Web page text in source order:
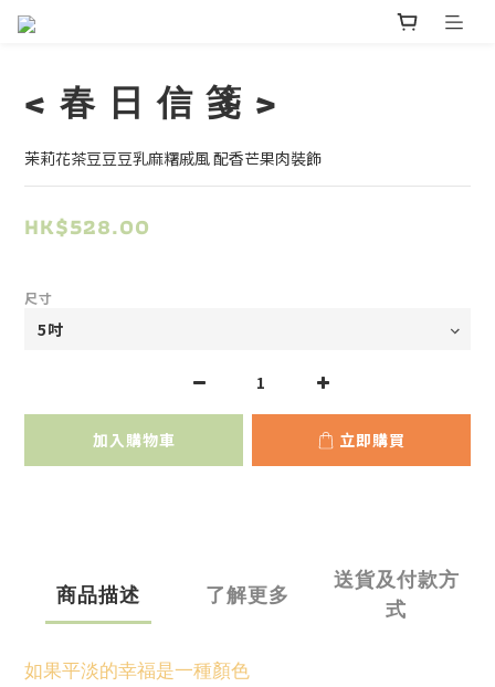
< 春 日 信 箋 >
茉莉花茶豆豆豆乳麻糬戚風 配香芒果肉裝飾
HK$528.00
尺寸
加入購物車 立即購買
商品描述 了解更多
送貨及付款方
式
如果平淡的幸福是一種顏色